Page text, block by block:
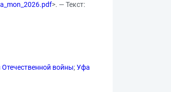
>. — Текст:
войны;Уфа